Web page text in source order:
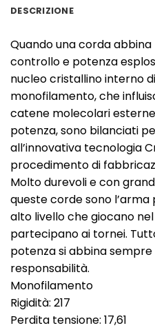
DESCRIZIONE
Quando una corda
controllo e potenza
nucleo cristallino interno
monofilamento, che
catene molecolari
potenza, sono bilanciati
all’innovativa tecnologia
procedimento di
Molto durevoli e con
queste corde sono
alto livello che giocano
partecipano ai tornei.
potenza si abbina
responsabilità.
Monofilamento
Rigidità: 217
Perdita tensione: 17,61